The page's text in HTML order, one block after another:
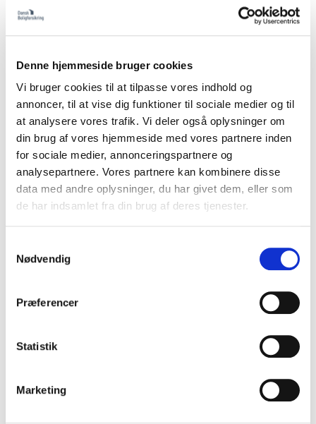
Denne hjemmeside bruger cookies
Vi bruger cookies til at tilpasse vores indhold og
annoncer, til at vise dig funktioner til sociale medier og til
at analysere vores trafik. Vi deler også oplysninger om
din brug af vores hjemmeside med vores partnere inden
for sociale medier, annonceringspartnere og
analysepartnere. Vores partnere kan kombinere disse
data med andre oplysninger, du har givet dem, eller som
de har indsamlet fra din brug af deres tjenester.
Nødvendig
Præferencer
Statistik
Marketing
Læs mere
Diverse
Dansk Boligforsikring sponsorerer
Team Rynkeby 2020
I 2020 kan du finde Dansk Boligforsikring på listen
over guldsponsorer af Team Rynkeby, når de
støtter kollegaen Charlotte i hendes mission om at
cykle 1.200 kilometer sammen med resten af
Team Rynkeb…
Læs mere
Her fik boligkøbere oftest rabat i
2017
En undersøgelse foretaget af Boliga viser, hvor i
landet boligkøbere oftest fik rabat i 2017. I nogle